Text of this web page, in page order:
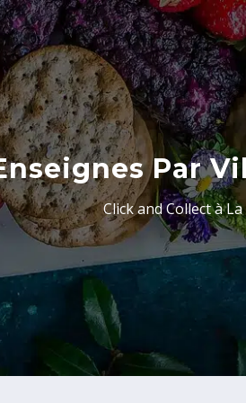
Par
Click and Collect à